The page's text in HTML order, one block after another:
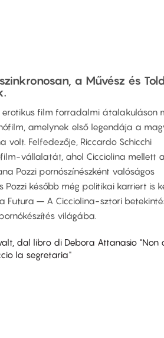
a Művész és
film forradalmi átalakuláson
amelynek első legendája a
volt. Felfedezője, Riccardo Schicchi
vállalatát, ahol Cicciolina mellett a
Pozzi pornószínészként valóságos
később még politikai karriert is
Futura – A Cicciolina-sztori
világába.
dal libro di Debora Attanasio "Non
la segretaria"